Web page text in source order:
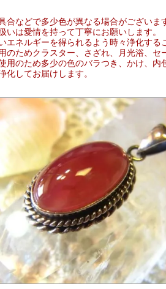
合などで多少色が異なる場合がございま
いは愛情を持って丁寧にお願いします。
エネルギーを得られるよう時々浄化する
のためクラスター、さざれ、月光浴、セ
用のため多少の色のバラつき、かけ、内
化してお届けします。